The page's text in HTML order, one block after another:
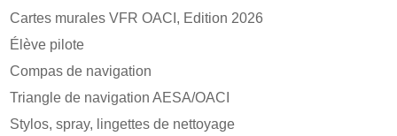
Cartes murales VFR OACI, Edition 2026
Élève pilote
Compas de navigation
Triangle de navigation AESA/OACI
Stylos, spray, lingettes de nettoyage